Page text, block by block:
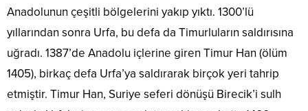
Anadolunun çeşitli bölgelerini yakıp yıktı. 1300’lü
yıllarından sonra Urfa, bu defa da Timurluların saldırısına
uğradı. 1387’de Anadolu içlerine giren Timur Han (ölüm
1405), birkaç defa Urfa’ya saldırarak birçok yeri tahrip
etmiştir. Timur Han, Suriye seferi dönüşü Birecik’i sulh